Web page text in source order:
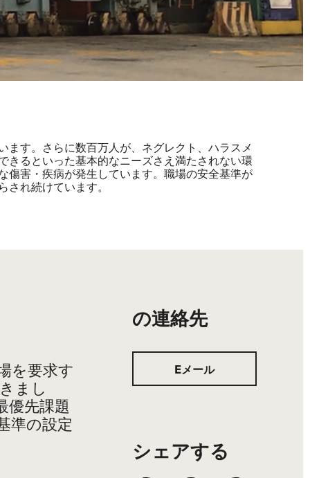
す。さらに数百万人が、ネグレクト、ハラスメ
るといった基本的なニーズさえ満たされない環
傷害・疾病が発生しています。職場の安全基準が
れ続けています。
を要求す
まし
優先課題
準の設定
の連絡先
Eメール
シェアする